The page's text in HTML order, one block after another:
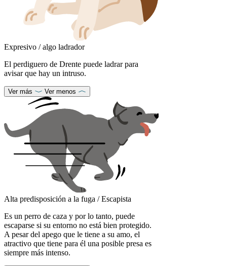
Expresivo / algo ladrador
El perdiguero de Drente puede ladrar para
avisar que hay un intruso.
Ver más Ver menos
Alta predisposición a la fuga / Escapista
Es un perro de caza y por lo tanto, puede
escaparse si su entorno no está bien protegido.
A pesar del apego que le tiene a su amo, el
atractivo que tiene para él una posible presa es
siempre más intenso.